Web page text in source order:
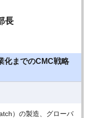
長
化までのCMC戦略
）の製造、グローバ